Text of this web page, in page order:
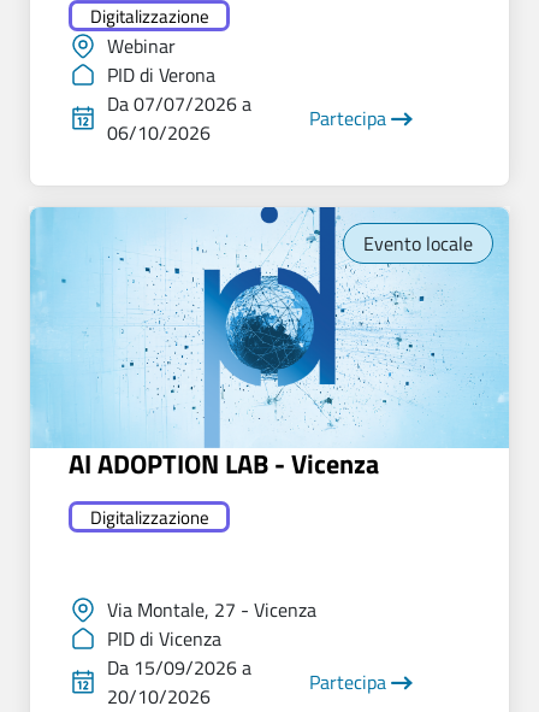
Digitalizzazione
Webinar
PID di Verona
Da 07/07/2026 a
06/10/2026
Partecipa
Evento locale
AI ADOPTION LAB - Vicenza
Digitalizzazione
Via Montale, 27 - Vicenza
PID di Vicenza
Da 15/09/2026 a
20/10/2026
Partecipa